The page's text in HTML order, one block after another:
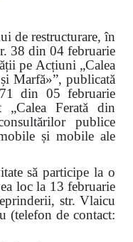
de restructurare, în
38 din 04 februarie
pe Acțiuni „Calea
Marfă»”, publicată
din 05 februarie
„Calea Ferată din
publice
și mobile ale
să participe la o
loc la 13 februarie
str. Vlaicu
(telefon de contact: